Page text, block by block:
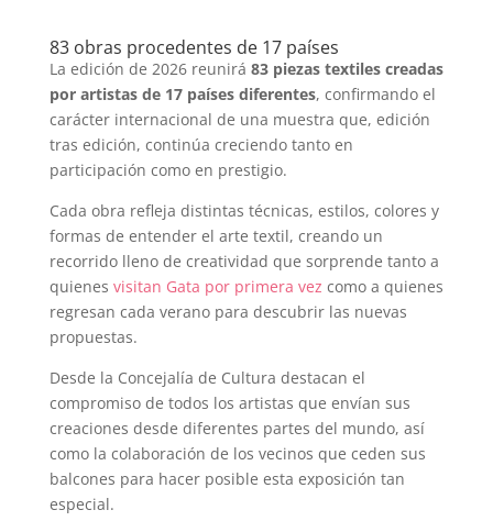
83 obras procedentes de 17 países
La edición de 2026 reunirá 83 piezas textiles creadas
por artistas de 17 países diferentes, confirmando el
carácter internacional de una muestra que, edición
tras edición, continúa creciendo tanto en
participación como en prestigio.
Cada obra refleja distintas técnicas, estilos, colores y
formas de entender el arte textil, creando un
recorrido lleno de creatividad que sorprende tanto a
quienes visitan Gata por primera vez como a quienes
regresan cada verano para descubrir las nuevas
propuestas.
Desde la Concejalía de Cultura destacan el
compromiso de todos los artistas que envían sus
creaciones desde diferentes partes del mundo, así
como la colaboración de los vecinos que ceden sus
balcones para hacer posible esta exposición tan
especial.